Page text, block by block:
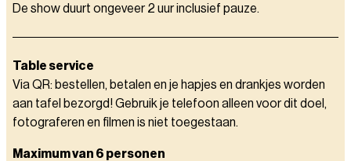
De show duurt ongeveer 2 uur inclusief pauze.
Table service
Via QR: bestellen, betalen en je hapjes en drankjes worden
aan tafel bezorgd! Gebruik je telefoon alleen voor dit doel,
fotograferen en filmen is niet toegestaan.
Maximum van 6 personen